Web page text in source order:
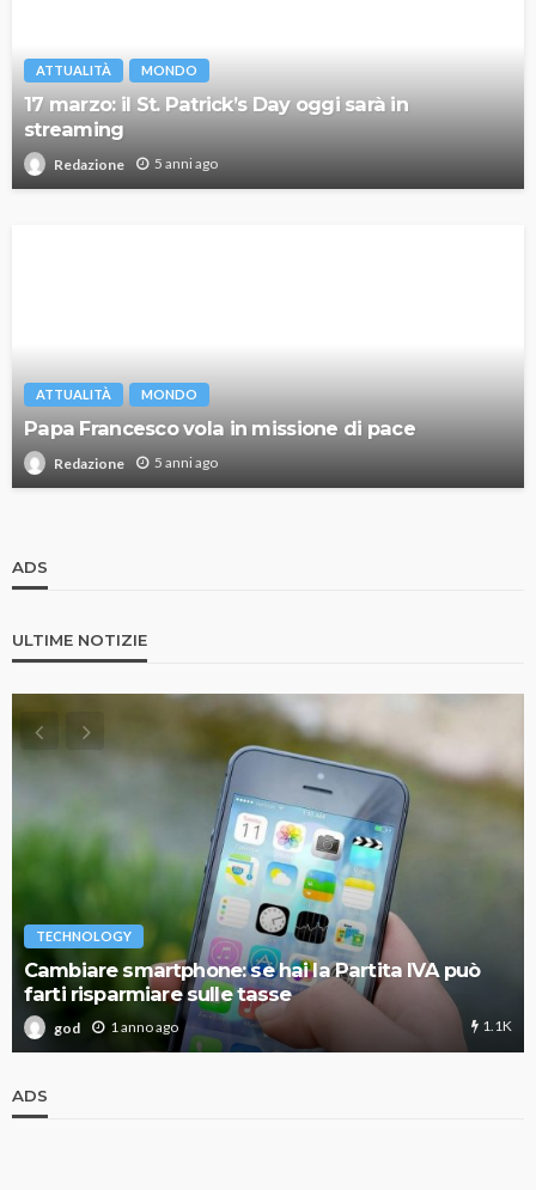
ATTUALITÀ MONDO
17 marzo: il St. Patrick’s Day oggi sarà in
streaming
Redazione 5 anni ago
ATTUALITÀ MONDO
Papa Francesco vola in missione di pace
Redazione 5 anni ago
ADS
ULTIME NOTIZIE
TECHNOLOGY
Cambiare smartphone: se hai la Partita IVA può
farti risparmiare sulle tasse
god 1 anno ago 1.1K
ADS